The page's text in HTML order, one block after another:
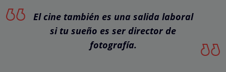
El cine también es una salida laboral
si tu sueño es ser director de
fotografía.